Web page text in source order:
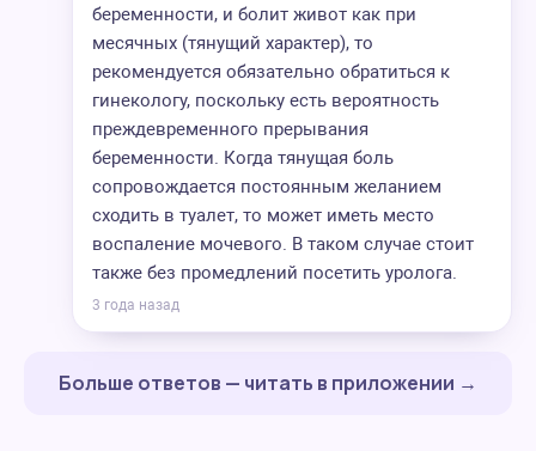
беременности, и болит живот как при
месячных (тянущий характер), то
рекомендуется обязательно обратиться к
гинекологу, поскольку есть вероятность
преждевременного прерывания
беременности. Когда тянущая боль
сопровождается постоянным желанием
сходить в туалет, то может иметь место
воспаление мочевого. В таком случае стоит
также без промедлений посетить уролога.
3 года назад
Больше ответов — читать в приложении →